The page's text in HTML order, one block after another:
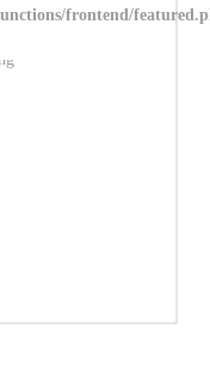
frontend/